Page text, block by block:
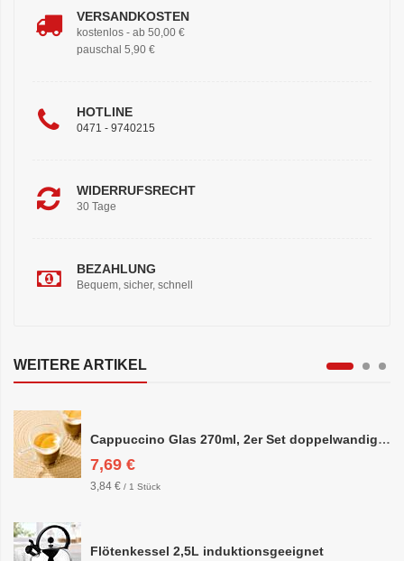
VERSANDKOSTEN
kostenlos - ab 50,00 €
pauschal 5,90 €
HOTLINE
0471 - 9740215
WIDERRUFSRECHT
30 Tage
BEZAHLUNG
Bequem, sicher, schnell
WEITERE ARTIKEL
Cappuccino Glas 270ml, 2er Set doppelwandig, ca. 8,5 x 10cm
7,69 €
3,84 € / 1 Stück
Flötenkessel 2,5L induktionsgeeignet